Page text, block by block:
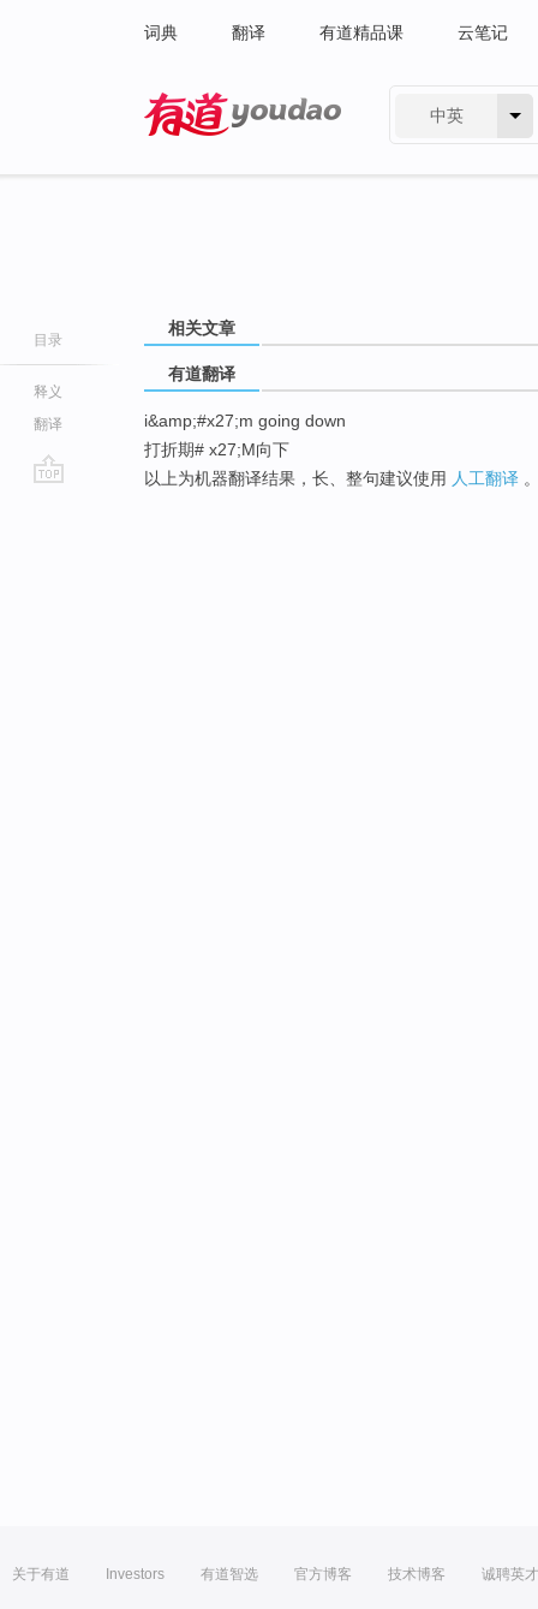
词典 翻译 有道精品课 云笔记
中英
目录
释义
翻译
相关文章
有道翻译
i&amp;#x27;m going down
打折期# x27;M向下
以上为机器翻译结果，长、整句建议使用 人工翻译
关于有道 Investors 有道智选 官方博客 技术博客 诚聘英才